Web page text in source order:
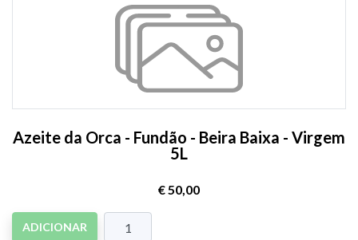
Azeite da Orca - Fundão - Beira Baixa - Virgem
5L
€ 50,00
ADICIONAR